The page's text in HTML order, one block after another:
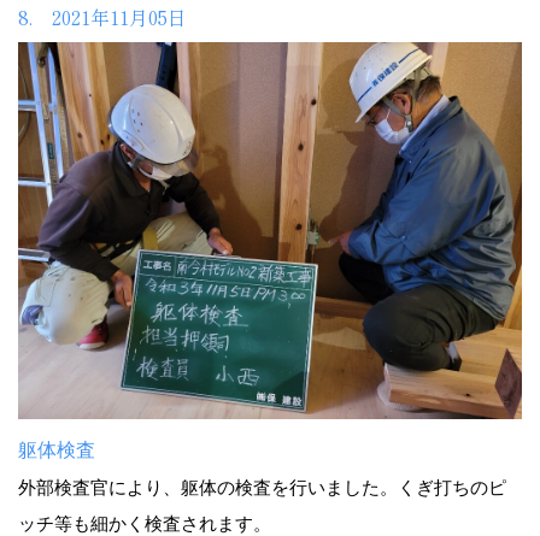
8. 2021年11月05日
躯体検査
外部検査官により、躯体の検査を行いました。くぎ打ちのピ
ッチ等も細かく検査されます。